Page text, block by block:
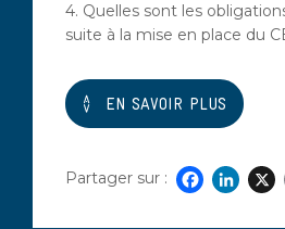
4. Quelles sont les
suite à la mise en place du
EN SAVOIR PLUS
Partager sur :
X